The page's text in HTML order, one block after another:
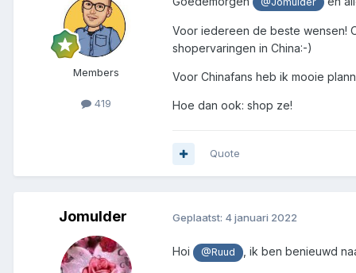
Members
419
Voor iedereen de beste wensen!
shopervaringen in China:-)
Voor Chinafans heb ik mooie
Hoe dan ook: shop ze!
Quote
Jomulder Geplaatst: 4 januari 2022
Hoi @Ruud , ik ben benieuwd